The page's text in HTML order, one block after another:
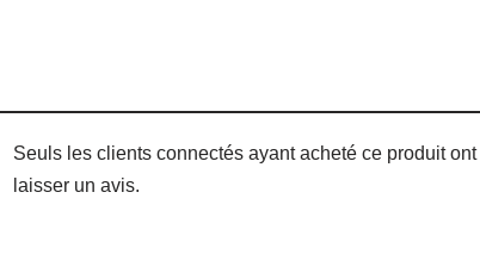
Seuls les clients connectés ayant acheté ce produit
laisser un avis.